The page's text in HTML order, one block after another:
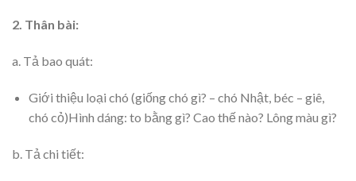
2. Thân bài:
a. Tả bao quát:
Giới thiệu loại chó (giống chó gì? – chó Nhật, béc – giê,
chó cỏ)Hình dáng: to bằng gì? Cao thế nào? Lông màu gì?
b. Tả chi tiết: